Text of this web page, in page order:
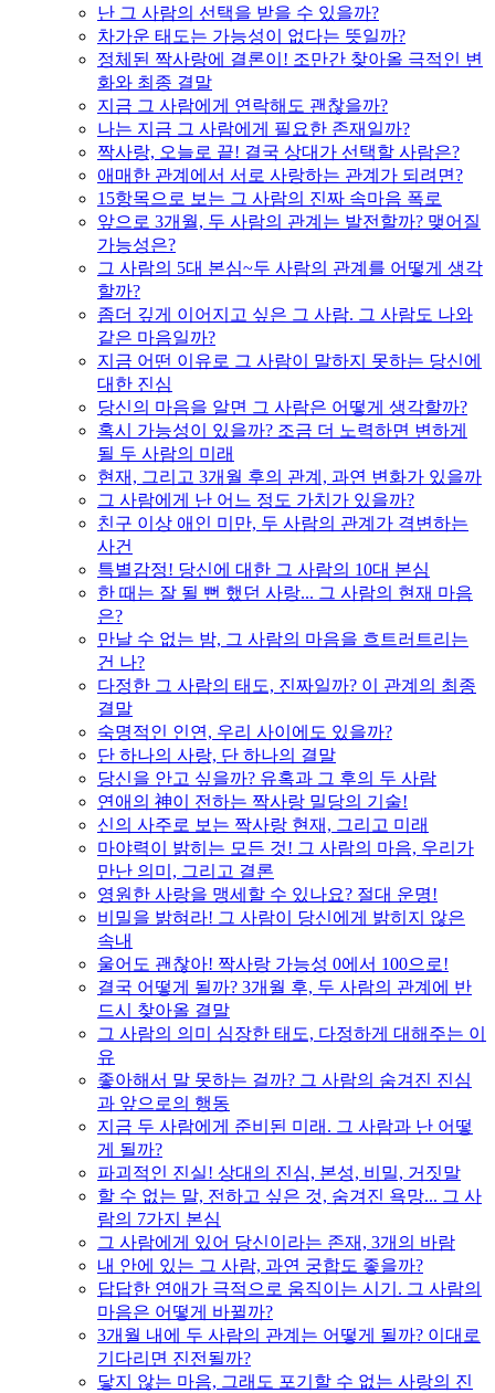
난 그 사람의 선택을 받을 수 있을까?
차가운 태도는 가능성이 없다는 뜻일까?
정체된 짝사랑에 결론이! 조만간 찾아올 극적인 변
화와 최종 결말
지금 그 사람에게 연락해도 괜찮을까?
나는 지금 그 사람에게 필요한 존재일까?
짝사랑, 오늘로 끝! 결국 상대가 선택할 사람은?
애매한 관계에서 서로 사랑하는 관계가 되려면?
15항목으로 보는 그 사람의 진짜 속마음 폭로
앞으로 3개월, 두 사람의 관계는 발전할까? 맺어질
가능성은?
그 사람의 5대 본심~두 사람의 관계를 어떻게 생각
할까?
좀더 깊게 이어지고 싶은 그 사람. 그 사람도 나와
같은 마음일까?
지금 어떤 이유로 그 사람이 말하지 못하는 당신에
대한 진심
당신의 마음을 알면 그 사람은 어떻게 생각할까?
혹시 가능성이 있을까? 조금 더 노력하면 변하게
될 두 사람의 미래
현재, 그리고 3개월 후의 관계, 과연 변화가 있을까
그 사람에게 난 어느 정도 가치가 있을까?
친구 이상 애인 미만, 두 사람의 관계가 격변하는
사건
특별감정! 당신에 대한 그 사람의 10대 본심
한 때는 잘 될 뻔 했던 사랑... 그 사람의 현재 마음
은?
만날 수 없는 밤, 그 사람의 마음을 흐트러트리는
건 나?
다정한 그 사람의 태도, 진짜일까? 이 관계의 최종
결말
숙명적인 인연, 우리 사이에도 있을까?
단 하나의 사랑, 단 하나의 결말
당신을 안고 싶을까? 유혹과 그 후의 두 사람
연애의 神이 전하는 짝사랑 밀당의 기술!
신의 사주로 보는 짝사랑 현재, 그리고 미래
마야력이 밝히는 모든 것! 그 사람의 마음, 우리가
만난 의미, 그리고 결론
영원한 사랑을 맹세할 수 있나요? 절대 운명!
비밀을 밝혀라! 그 사람이 당신에게 밝히지 않은
속내
울어도 괜찮아! 짝사랑 가능성 0에서 100으로!
결국 어떻게 될까? 3개월 후, 두 사람의 관계에 반
드시 찾아올 결말
그 사람의 의미 심장한 태도, 다정하게 대해주는 이
유
좋아해서 말 못하는 걸까? 그 사람의 숨겨진 진심
과 앞으로의 행동
지금 두 사람에게 준비된 미래. 그 사람과 난 어떻
게 될까?
파괴적인 진실! 상대의 진심, 본성, 비밀, 거짓말
할 수 없는 말, 전하고 싶은 것, 숨겨진 욕망... 그 사
람의 7가지 본심
그 사람에게 있어 당신이라는 존재, 3개의 바람
내 안에 있는 그 사람, 과연 궁합도 좋을까?
답답한 연애가 극적으로 움직이는 시기. 그 사람의
마음은 어떻게 바뀔까?
3개월 내에 두 사람의 관계는 어떻게 될까? 이대로
기다리면 진전될까?
닿지 않는 마음, 그래도 포기할 수 없는 사랑의 진